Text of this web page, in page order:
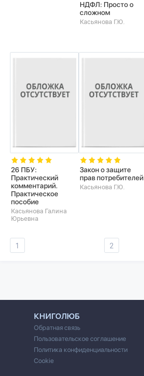
НДФЛ: Просто о
сложном
Касьянова Г.Ю.
26 ПБУ:
Практический
комментарий.
Практическое
пособие
Касьянова Галина
Юрьевна
Закон о защите
прав потребителей
Касьянова Г.Ю.
1 2
КНИГОЛЮБ
Обратная связь
Пользовательское соглашение
Политика конфиденциальности
Cookie